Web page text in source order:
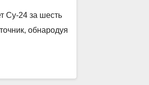
Су-24 за шесть
обнародуя